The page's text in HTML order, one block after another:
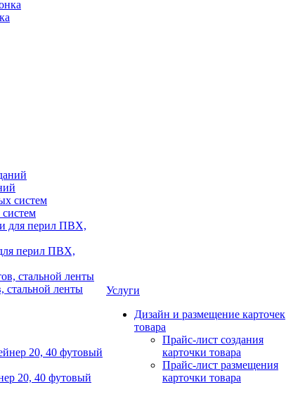
перил ПВХ,
стальной ленты
20, 40 футовый
Услуги
Дизайн и размещение карточек
товара
Прайс-лист создания
карточки товара
Прайс-лист размещения
карточки товара